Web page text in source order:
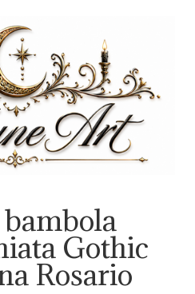
Gothic
Rosario